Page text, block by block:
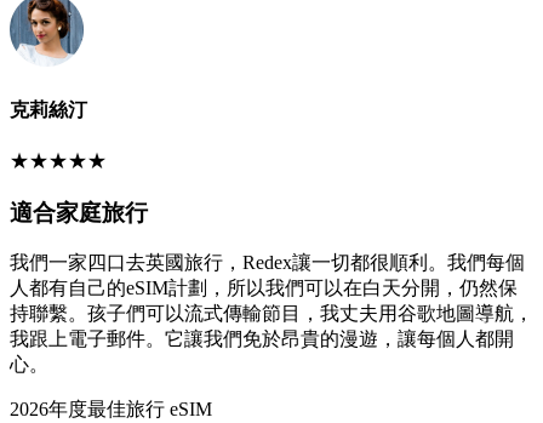
克莉絲汀
★★★★★
適合家庭旅行
我們一家四口去英國旅行，Redex讓一切都很順利。我們每個
人都有自己的eSIM計劃，所以我們可以在白天分開，仍然保
持聯繫。孩子們可以流式傳輸節目，我丈夫用谷歌地圖導航，
我跟上電子郵件。它讓我們免於昂貴的漫遊，讓每個人都開
心。
2026年度最佳旅行 eSIM